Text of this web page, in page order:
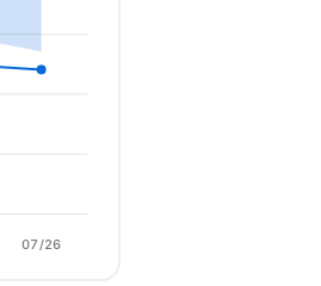
07/26